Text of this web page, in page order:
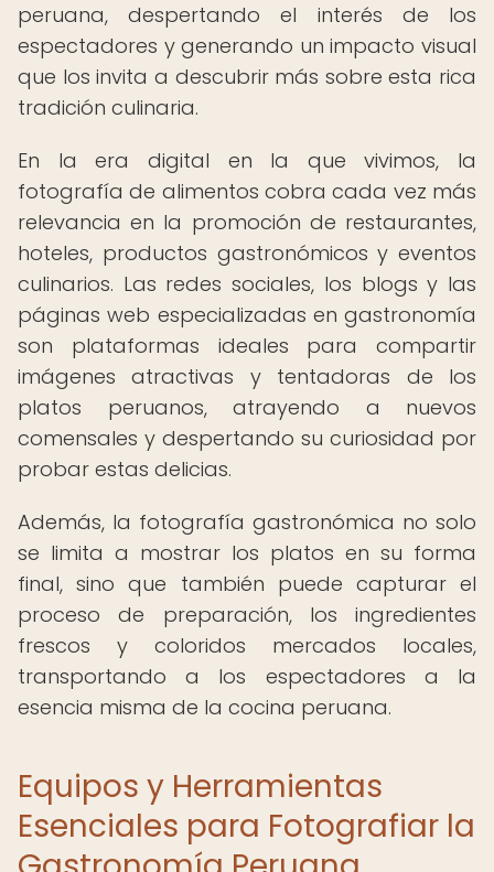
peruana, despertando el interés de los
espectadores y generando un impacto visual
que los invita a descubrir más sobre esta rica
tradición culinaria.
En la era digital en la que vivimos, la
fotografía de alimentos cobra cada vez más
relevancia en la promoción de restaurantes,
hoteles, productos gastronómicos y eventos
culinarios. Las redes sociales, los blogs y las
páginas web especializadas en gastronomía
son plataformas ideales para compartir
imágenes atractivas y tentadoras de los
platos peruanos, atrayendo a nuevos
comensales y despertando su curiosidad por
probar estas delicias.
Además, la fotografía gastronómica no solo
se limita a mostrar los platos en su forma
final, sino que también puede capturar el
proceso de preparación, los ingredientes
frescos y coloridos mercados locales,
transportando a los espectadores a la
esencia misma de la cocina peruana.
Equipos y Herramientas
Esenciales para Fotografiar la